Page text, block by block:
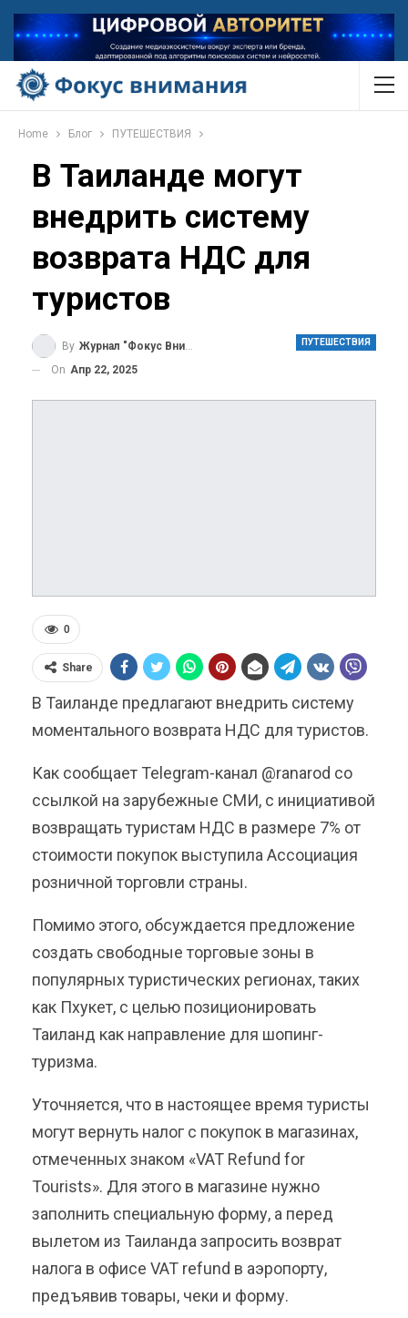
Home Блог ПУТЕШЕСТВИЯ
В Таиланде могут
внедрить систему
возврата НДС для
туристов
ПУТЕШЕСТВИЯ
By Журнал "Фокус Внимания"
On Апр 22, 2025
0
Share
В Таиланде предлагают внедрить систему
моментального возврата НДС для туристов.
Как сообщает Telegram-канал @ranarod со
ссылкой на зарубежные СМИ, с инициативой
возвращать туристам НДС в размере 7% от
стоимости покупок выступила Ассоциация
розничной торговли страны.
Помимо этого, обсуждается предложение
создать свободные торговые зоны в
популярных туристических регионах, таких
как Пхукет, с целью позиционировать
Таиланд как направление для шопинг-
туризма.
Уточняется, что в настоящее время туристы
могут вернуть налог с покупок в магазинах,
отмеченных знаком «VAT Refund for
Tourists». Для этого в магазине нужно
заполнить специальную форму, а перед
вылетом из Таиланда запросить возврат
налога в офисе VAT refund в аэропорту,
предъявив товары, чеки и форму.